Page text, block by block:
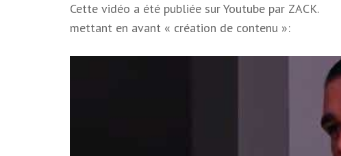
Cette vidéo a été publiée sur Youtube par ZACK.
mettant en avant « création de contenu »: